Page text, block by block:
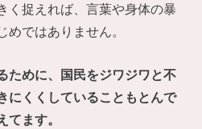
く捉えれば、言葉や身体の暴
めではありません。
ために、国民をジワジワと不
にくくしていることもとんで
てます。